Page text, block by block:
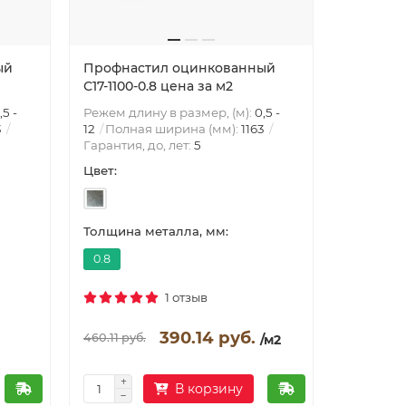
-
Профнастил оцинкованный
С17-1100-0.8 цена за м2
Режем длину в размер, (м): 0,5 -
12
Полная ширина (мм): 1163
Гарантия, до, лет: 5
Цвет:
Толщина металла, мм:
0.8
1 отзыв
460.11 руб. 390.14 руб. /м2
В корзину